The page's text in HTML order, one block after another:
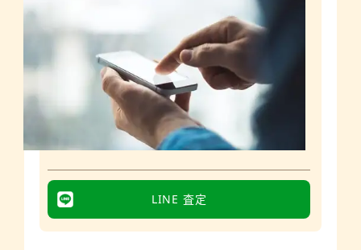
LINE 査定